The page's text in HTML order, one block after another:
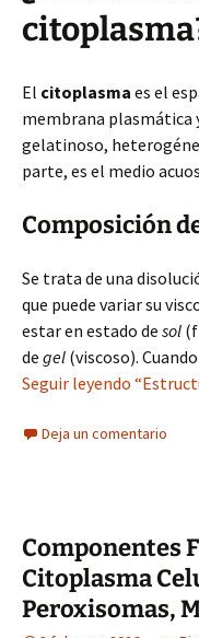
El citoplasma es el
membrana plasmática
gelatinoso,
parte, es el medio
Composición
Se trata de una
que puede variar su
estar en estado de sol
de gel (viscoso).
Seguir leyendo
Deja un comentario
Componentes
Citoplasma
Peroxisomas,